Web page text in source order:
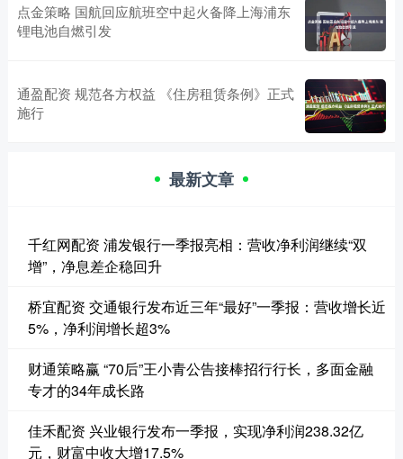
点金策略 国航回应航班空中起火备降上海浦东
锂电池自燃引发
通盈配资 规范各方权益 《住房租赁条例》正式
施行
最新文章
千红网配资 浦发银行一季报亮相：营收净利润继续“双
增”，净息差企稳回升
桥宜配资 交通银行发布近三年“最好”一季报：营收增长近
5%，净利润增长超3%
财通策略赢 “70后”王小青公告接棒招行行长，多面金融
专才的34年成长路
佳禾配资 兴业银行发布一季报，实现净利润238.32亿
元，财富中收大增17.5%